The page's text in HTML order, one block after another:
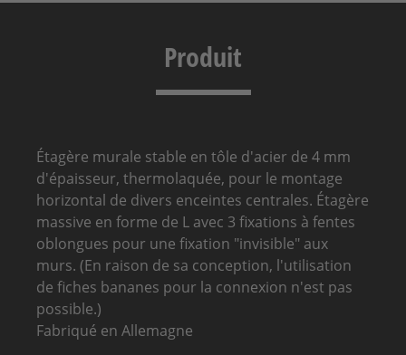
Produit
Étagère murale stable en tôle d'acier de 4 mm
d'épaisseur, thermolaquée, pour le montage
horizontal de divers enceintes centrales. Étagère
massive en forme de L avec 3 fixations à fentes
oblongues pour une fixation "invisible" aux
murs. (En raison de sa conception, l'utilisation
de fiches bananes pour la connexion n'est pas
possible.)
Fabriqué en Allemagne